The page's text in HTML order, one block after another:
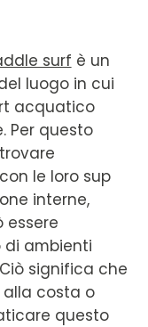
surf è un
luogo in cui
acquatico
Per questo
le loro sup
interne,
essere
ambienti
significa che
alla costa o
questo